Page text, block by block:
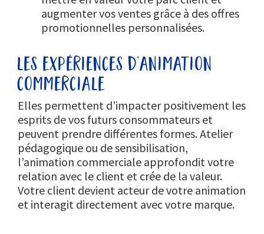
augmenter vos ventes grâce à des offres
promotionnelles personnalisées.
les expériences d’animation
commerciale
Elles permettent d’impacter positivement les
esprits de vos futurs consommateurs et
peuvent prendre différentes formes. Atelier
pédagogique ou de sensibilisation,
l’animation commerciale approfondit votre
relation avec le client et crée de la valeur.
Votre client devient acteur de votre animation
et interagit directement avec votre marque.